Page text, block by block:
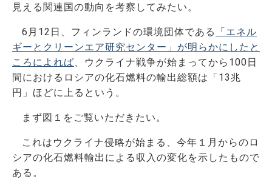
見える関連国の動向を考察してみたい。
6月12日、フィンランドの環境団体である
「エネル
ギーとクリーンエア研究センター」が明らかにしたと
ころによれば、ウクライナ戦争が始まってから100日
間におけるロシアの化石燃料の輸出総額は「13兆
円」ほどに上るという。
まず図１をご覧いただきたい。
これはウクライナ侵略が始まる、今年１月からのロ
シアの化石燃料輸出による収入の変化を示したもので
ある。